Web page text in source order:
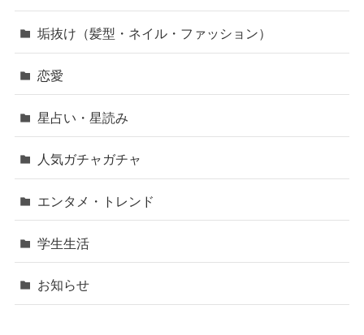
垢抜け（髪型・ネイル・ファッション）
恋愛
星占い・星読み
人気ガチャガチャ
エンタメ・トレンド
学生生活
お知らせ